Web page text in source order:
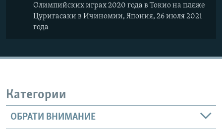
Олимпийских играх 2020 года в Токио на пляже
Цуригасаки в Ичиномии, Япония, 26 июля 2021
года
Категории
ОБРАТИ ВНИМАНИЕ